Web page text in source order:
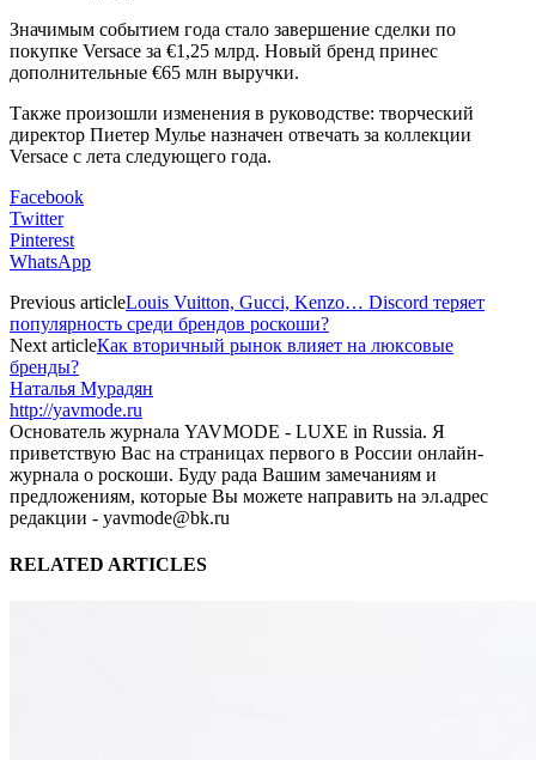
Значимым событием года стало завершение сделки по
покупке Versace за €1,25 млрд. Новый бренд принес
дополнительные €65 млн выручки.
Также произошли изменения в руководстве: творческий
директор Пиетер Мулье назначен отвечать за коллекции
Versace с лета следующего года.
Facebook
Twitter
Pinterest
WhatsApp
Previous articleLouis Vuitton, Gucci, Kenzo… Discord теряет
популярность среди брендов роскоши?
Next articleКак вторичный рынок влияет на люксовые
бренды?
Наталья Мурадян
http://yavmode.ru
Основатель журнала YAVMODE - LUXE in Russia. Я
приветствую Вас на страницах первого в России онлайн-
журнала о роскоши. Буду рада Вашим замечаниям и
предложениям, которые Вы можете направить на эл.адрес
редакции - yavmode@bk.ru
RELATED ARTICLES